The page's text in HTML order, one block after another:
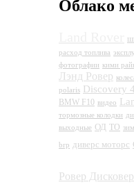
Облако
расход топлива
фотографии кими
Лэнд Ровер
polaris Discovery 4
BMW F10 видео
тормозные колодки
выходные ОД ТО
brp диверс моторс
Ровер